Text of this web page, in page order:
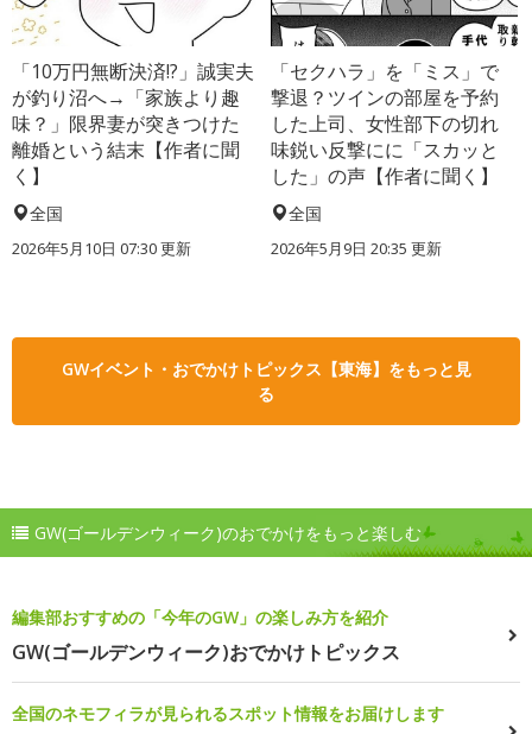
「10万円無断決済!?」誠実夫
が釣り沼へ→「家族より趣
味？」限界妻が突きつけた
離婚という結末【作者に聞
く】
全国
2026年5月10日 07:30 更新
「セクハラ」を「ミス」で
撃退？ツインの部屋を予約
した上司、女性部下の切れ
味鋭い反撃にに「スカッと
した」の声【作者に聞く】
全国
2026年5月9日 20:35 更新
GWイベント・おでかけトピックス【東海】をもっと見
る
GW(ゴールデンウィーク)のおでかけをもっと楽しむ
編集部おすすめの「今年のGW」の楽しみ方を紹介
GW(ゴールデンウィーク)おでかけトピックス
全国のネモフィラが見られるスポット情報をお届けします